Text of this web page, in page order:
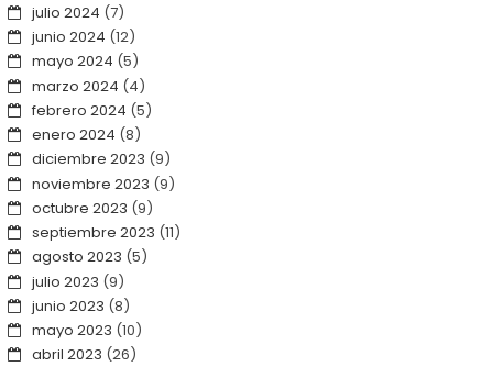
julio 2024 (7)
junio 2024 (12)
mayo 2024 (5)
marzo 2024 (4)
febrero 2024 (5)
enero 2024 (8)
diciembre 2023 (9)
noviembre 2023 (9)
octubre 2023 (9)
septiembre 2023 (11)
agosto 2023 (5)
julio 2023 (9)
junio 2023 (8)
mayo 2023 (10)
abril 2023 (26)